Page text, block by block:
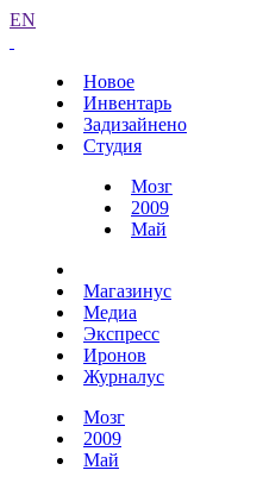
EN
Новое
Инвентарь
Задизайнено
Студия
Мозг
2009
Май
Магазинус
Медиа
Экспресс
Иронов
Журналус
Мозг
2009
Май